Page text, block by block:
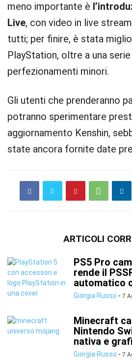
meno importante è
Live, con video in live
tutti; per finire, è stata
PlayStation, oltre a una serie
perfezionamenti minori.
Gli utenti che prenderanno
potranno sperimentare
aggiornamento Kenshin,
state ancora fornite date
ARTICOLI
PS5 Pro
rende il
automatico
Giorgia Russo - 7
Minecraft
Nintendo
nativa e
Giorgia Russo - 7